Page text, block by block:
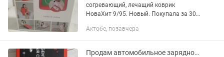
согревающий, лечащий коврик
НоваХит 9/95. Новый. Покупала за 300
Продам за 260000тг. Есть
Актобе, позавчера
Продам автомобильное зарядное устройство